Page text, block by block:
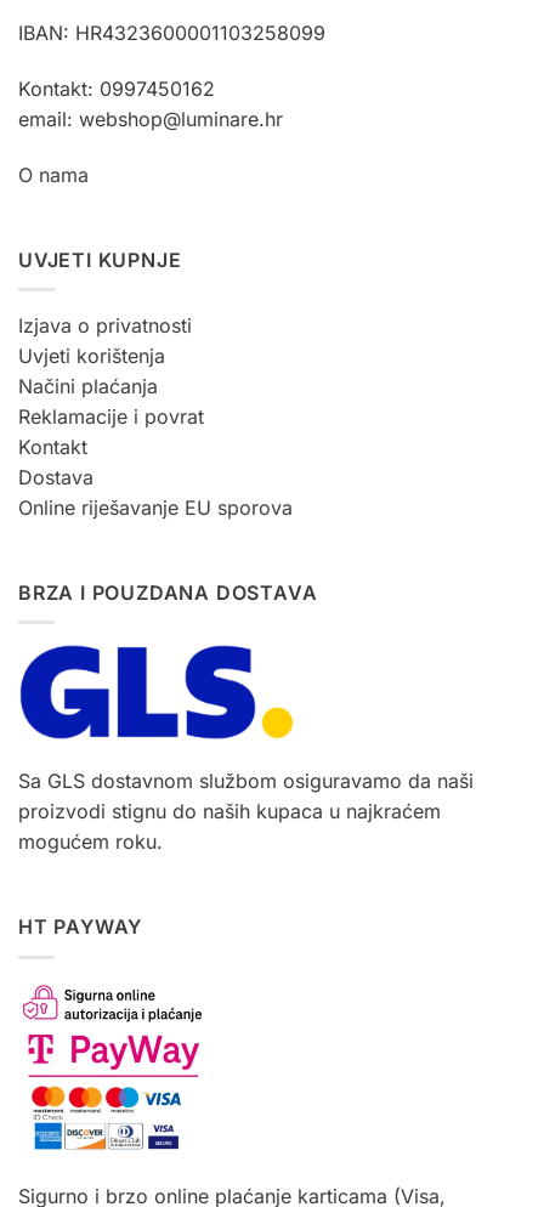
stranici
IBAN: HR4323600001103258099
Kontakt: 0997450162
email: webshop@luminare.hr
O nama
UVJETI KUPNJE
Izjava o privatnosti
Uvjeti korištenja
Načini plaćanja
Reklamacije i povrat
Kontakt
Dostava
Online riješavanje EU sporova
BRZA I POUZDANA DOSTAVA
Sa GLS dostavnom službom osiguravamo da naši
proizvodi stignu do naših kupaca u najkraćem
mogućem roku.
HT PAYWAY
Sigurno i brzo online plaćanje karticama (Visa,